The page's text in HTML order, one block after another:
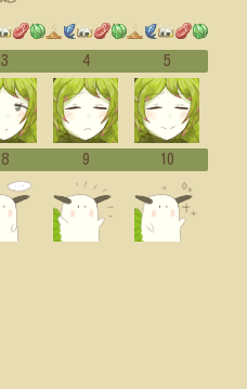
3 4 5
8 9 10